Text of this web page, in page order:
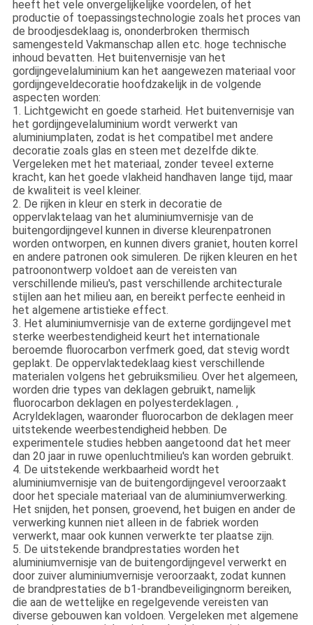
heeft het vele onvergelijkelijke voordelen, of het
productie of toepassingstechnologie zoals het proces van
de broodjesdeklaag is, ononderbroken thermisch
samengesteld Vakmanschap allen etc. hoge technische
inhoud bevatten. Het buitenvernisje van het
gordijngevelaluminium kan het aangewezen materiaal voor
gordijngeveldecoratie hoofdzakelijk in de volgende
aspecten worden:
1. Lichtgewicht en goede starheid. Het buitenvernisje van
het gordijngevelaluminium wordt verwerkt van
aluminiumplaten, zodat is het compatibel met andere
decoratie zoals glas en steen met dezelfde dikte.
Vergeleken met het materiaal, zonder teveel externe
kracht, kan het goede vlakheid handhaven lange tijd, maar
de kwaliteit is veel kleiner.
2. De rijken in kleur en sterk in decoratie de
oppervlaktelaag van het aluminiumvernisje van de
buitengordijngevel kunnen in diverse kleurenpatronen
worden ontworpen, en kunnen divers graniet, houten korrel
en andere patronen ook simuleren. De rijken kleuren en het
patroonontwerp voldoet aan de vereisten van
verschillende milieu's, past verschillende architecturale
stijlen aan het milieu aan, en bereikt perfecte eenheid in
het algemene artistieke effect.
3. Het aluminiumvernisje van de externe gordijngevel met
sterke weerbestendigheid keurt het internationale
beroemde fluorocarbon verfmerk goed, dat stevig wordt
geplakt. De oppervlaktedeklaag kiest verschillende
materialen volgens het gebruiksmilieu. Over het algemeen,
worden drie types van deklagen gebruikt, namelijk
fluorocarbon deklagen en polyesterdeklagen. ,
Acryldeklagen, waaronder fluorocarbon de deklagen meer
uitstekende weerbestendigheid hebben. De
experimentele studies hebben aangetoond dat het meer
dan 20 jaar in ruwe openluchtmilieu's kan worden gebruikt.
4. De uitstekende werkbaarheid wordt het
aluminiumvernisje van de buitengordijngevel veroorzaakt
door het speciale materiaal van de aluminiumverwerking.
Het snijden, het ponsen, groevend, het buigen en ander de
verwerking kunnen niet alleen in de fabriek worden
verwerkt, maar ook kunnen verwerkte ter plaatse zijn.
5. De uitstekende brandprestaties worden het
aluminiumvernisje van de buitengordijngevel verwerkt en
door zuiver aluminiumvernisje veroorzaakt, zodat kunnen
de brandprestaties de b1-brandbeveiligingnorm bereiken,
die aan de wettelijke en regelgevende vereisten van
diverse gebouwen kan voldoen. Vergeleken met algemene